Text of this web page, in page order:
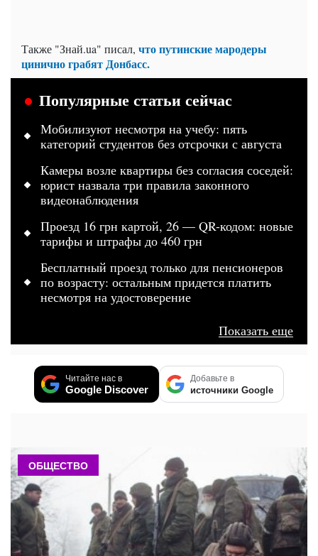
Также "Знай.ua" писал, что путинские мародеры
цинично грабят Донбасс.
Популярные статьи сейчас
Мобилизуют несмотря на учебу: пять
категорий студентов без отсрочки с августа
Камеры возле квартиры без согласия соседей:
юрист назвала три правила законного
видеонаблюдения
Проезд 16 грн картой, 26 — QR-кодом: новые
тарифы и штрафы до 460 грн
Бесплатный проезд только для пенсионеров
по возрасту: остальным придется платить
несмотря на удостоверение
Показать еще
Читайте нас в
Google Discover
Добавьте в
источники Google
ОБЩЕСТВО